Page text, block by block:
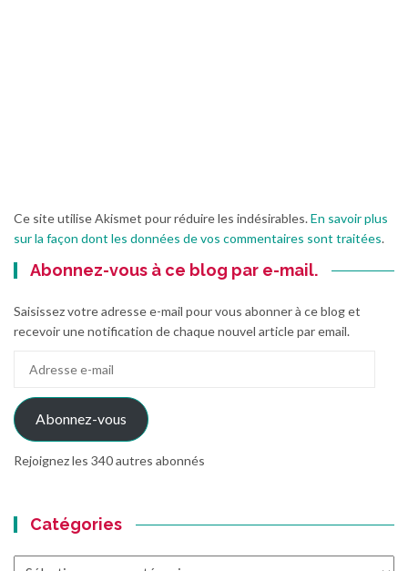
Ce site utilise Akismet pour réduire les indésirables.En savoir plus
sur la façon dont les données de vos commentaires sont traitées.
Abonnez-vous à ce blog par e-mail.
Saisissez votre adresse e-mail pour vous abonner à ce blog et
recevoir une notification de chaque nouvel article par email.
mail
Abonnez-vous
Rejoignez les 340 autres abonnés
Catégories